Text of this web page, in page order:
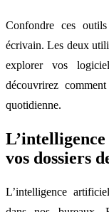
Confondre ces
écrivain. Les deux
explorer vos
découvrirez
quotidienne.
vos dossiers
L’intelligence